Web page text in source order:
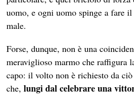
uomo, e ogni uomo spinge a fare
male.
Forse, dunque, non è una
meraviglioso marmo che raffigura
capo: il volto non è richiesto da
che,lungi dal celebrare una